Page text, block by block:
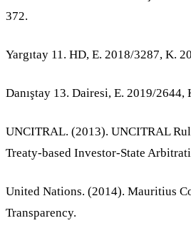
372.
Yargıtay 11. HD, E. 2018/3287, K.
Danıştay 13. Dairesi, E. 2019/2644,
UNCITRAL. (2013). UNCITRAL
Treaty-based Investor-State
United Nations. (2014). Mauritius
Transparency.